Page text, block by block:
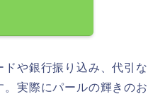
や銀行振り込み、代引な
実際にパールの輝きのお